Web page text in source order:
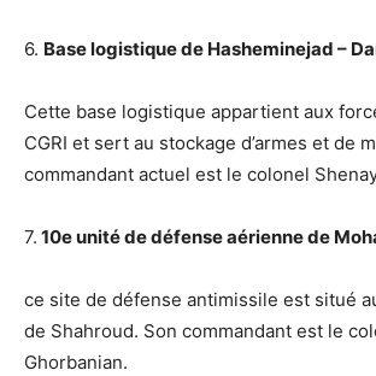
6. Base logistique de Hasheminejad –
Cette base logistique appartient aux
CGRI et sert au stockage d’armes et de
commandant actuel est le colonel
7. 10e unité de défense aérienne de
ce site de défense antimissile est situé
de Shahroud. Son commandant est le
Ghorbanian.